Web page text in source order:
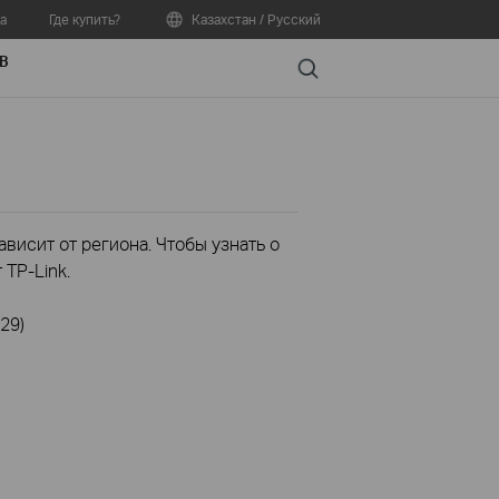
Где купить? Казахстан / Русский
Search
от региона. Чтобы узнать о
Link.